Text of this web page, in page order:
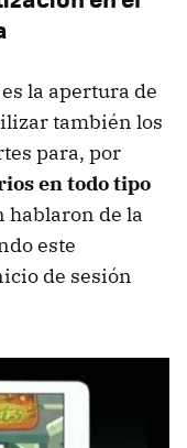
la apertura de
también los
para, por
en todo tipo
hablaron de la
este
de sesión